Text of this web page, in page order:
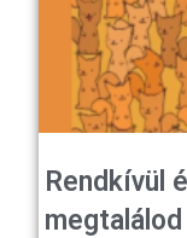
Rendkívül